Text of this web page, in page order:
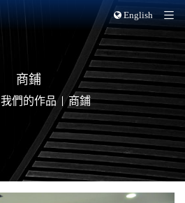
English
商鋪
我們的作品 商鋪